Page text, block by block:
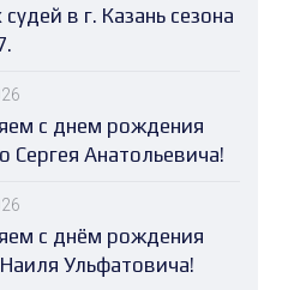
в г. Казань сезона
с днем рождения
Сергея Анатольевича!
с днём рождения
Ульфатовича!